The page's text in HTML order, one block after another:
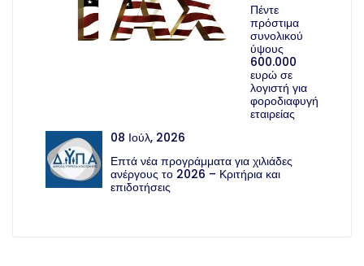
Πέντε
πρόστιμα
συνολικού
ύψους
600.000
ευρώ σε
λογιστή για
φοροδιαφυγή
εταιρείας
08 Ιούλ, 2026
Επτά νέα προγράμματα για χιλιάδες
ανέργους το 2026 – Κριτήρια και
επιδοτήσεις